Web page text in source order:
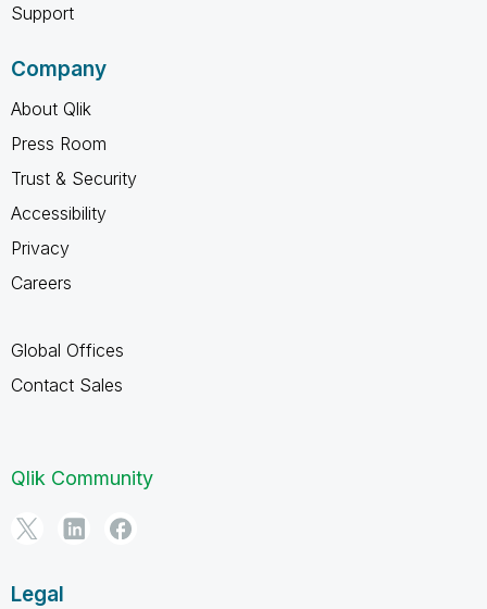
Support
Company
About Qlik
Press Room
Trust & Security
Accessibility
Privacy
Careers
Global Offices
Contact Sales
Qlik Community
Legal